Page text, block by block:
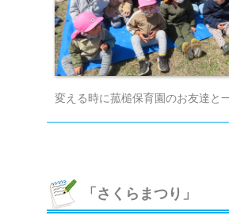
変える時に菰槌保育園のお友達と
「さくらまつり」